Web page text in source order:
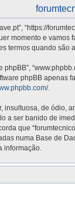
“https://
momento e
termos quando são
phpBB apenas
.
de
a ser banido de
que
numa Base de
informação.